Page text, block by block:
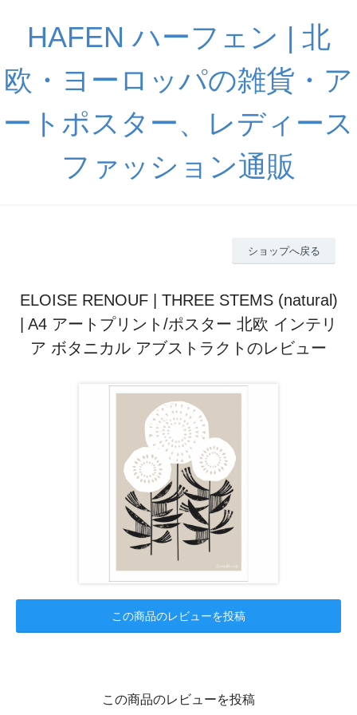
HAFEN ハーフェン | 北
欧・ヨーロッパの雑貨・ア
ートポスター、レディース
ファッション通販
ショップへ戻る
ELOISE RENOUF | THREE STEMS (natural)
| A4 アートプリント/ポスター 北欧 インテリ
ア ボタニカル アブストラクトのレビュー
この商品のレビューを投稿
この商品のレビューを投稿